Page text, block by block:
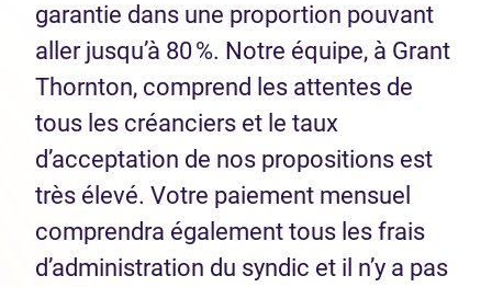
garantie dans une proportion pouvant
aller jusqu’à 80 %. Notre équipe, à Grant
Thornton, comprend les attentes de
tous les créanciers et le taux
d’acceptation de nos propositions est
très élevé. Votre paiement mensuel
comprendra également tous les frais
d’administration du syndic et il n’y a pas